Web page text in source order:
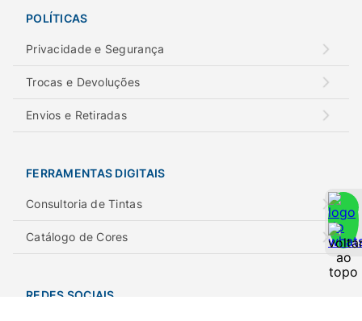
POLÍTICAS
Privacidade e Segurança
Trocas e Devoluções
Envios e Retiradas
FERRAMENTAS DIGITAIS
Consultoria de Tintas
Catálogo de Cores
REDES SOCIAIS